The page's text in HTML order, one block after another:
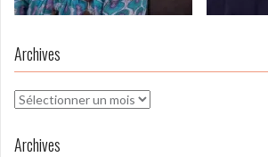
Archives
Archives
Archives